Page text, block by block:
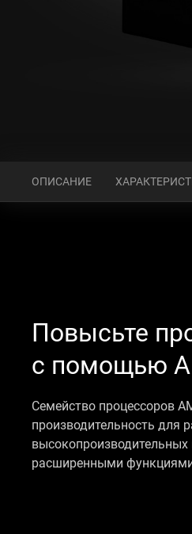
ОПИСАНИЕ
Повысьте
с помощью
Семейство процессоров
производительность для
высокопроизводительных
расширенными